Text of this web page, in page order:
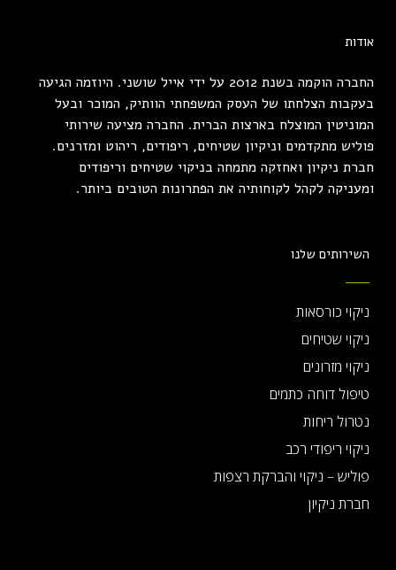
אודות
החברה הוקמה בשנת 2012 על ידי אייל שושני. היוזמה הגיעה
בעקבות הצלחתו של העסק המשפחתי הוותיק, המוכר ובעל
המוניטין המוצלח בארצות הברית. החברה מציעה שירותי
פוליש מתקדמים וניקיון שטיחים, ריפודים, ריהוט ומזרנים.
חברת ניקיון ואחזקה מתמחה בניקוי שטיחים וריפודים
ומעניקה לקהל לקוחותיה את הפתרונות הטובים ביותר.
השירותים שלנו
ניקוי כורסאות
ניקוי שטיחים
ניקוי מזרונים
טיפול דוחה כתמים
נטרול ריחות
ניקוי ריפודי רכב
פוליש – ניקוי והברקת רצפות
חברת ניקיון